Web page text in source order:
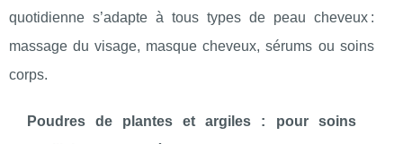
quotidienne s’adapte à tous types de peau cheveux :
massage du visage, masque cheveux, sérums ou soins
corps.
Poudres de plantes et argiles : pour soins